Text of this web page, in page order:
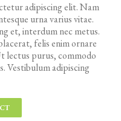
adipiscing elit. Nam
urna varius vitae.
et, interdum nec metus.
felis enim ornare
lectus purus, commodo
Vestibulum adipiscing